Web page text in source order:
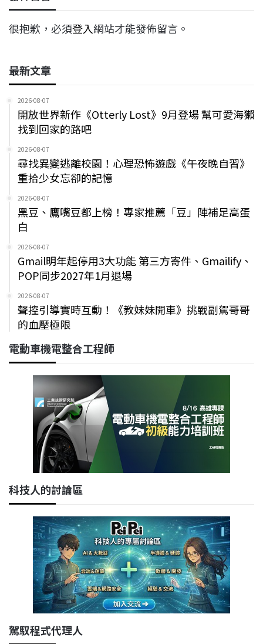
很抱歉，必須登入網站才能發佈留言。
最新文章
2026-08-07
開放世界新作《Otterly Lost》9月登場 幫可愛海獺
找到回家的路吧
2026-08-07
尋找異變逃離校園！心理恐怖遊戲《午夜晚自習》
重拾少女忘卻的記憶
2026-08-07
黑豆、鷹嘴豆都上榜！專家推薦「豆」陣補足高蛋
白
2026-08-07
Gmail明年起停用3大功能 第三方寄件、Gmailify、
POP同步2027年1月退場
2026-08-07
聲控引導實時互動！《教妹妹開車》挑戰副駕哥哥
的血壓極限
電動車機電整合工程師
科技人的討論區
駕馭程式代理人